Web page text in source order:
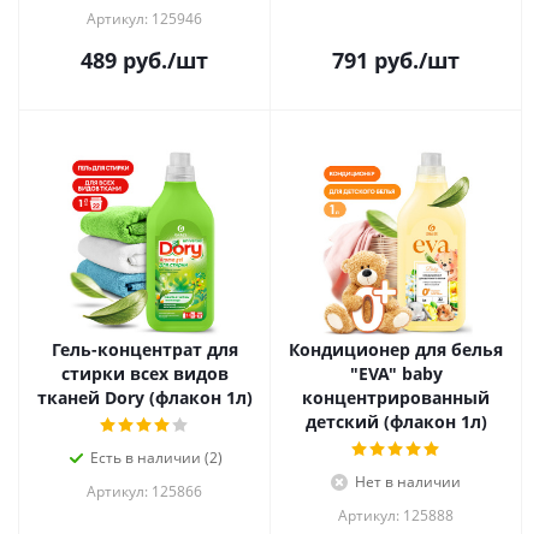
Артикул: 125946
489 руб./шт 791 руб./шт
Гель-концентрат для
стирки всех видов
тканей Dory (флакон 1л)
Есть в наличии (2)
Артикул: 125866
Кондиционер для белья
"EVA" baby
концентрированный
детский (флакон 1л)
Нет в наличии
Артикул: 125888